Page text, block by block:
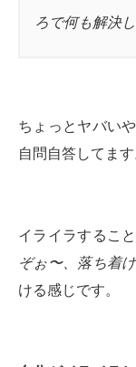
ろで何も解決し
ちょっとヤバい
自問自答してます
イライラするこ
ぞぉ〜、落ち着け
ける感じです。